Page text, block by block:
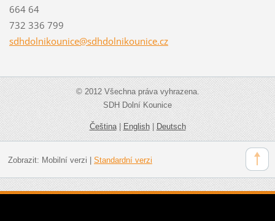
664 64
732 336 799
sdhdolnikounice@sdhdolnikounice.cz
© 2012 Všechna práva vyhrazena.
SDH Dolní Kounice
Čeština|English|Deutsch
Zobrazit: Mobilní verzi Standardní verzi